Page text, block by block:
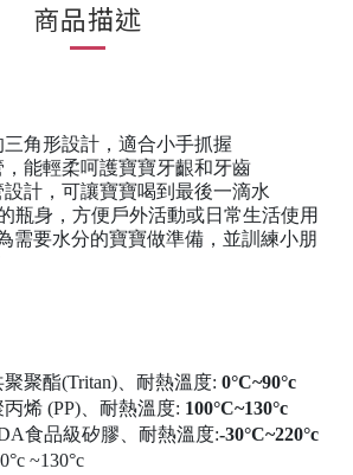
商品描述
角形設計，適合小手抓握
能輕柔呵護寶寶牙齦和牙齒
計，可讓寶寶喝到最後一滴水
瓶身，方便戶外活動或日常生活使用
需要水分的寶寶做準備，並訓練小朋
聚酯(Tritan)、耐熱溫度: 0°C~90°c
烯 (PP)、耐熱溫度: 100°C~130°c
食品級矽膠、耐熱溫度:-30°C~220°c
~130°c